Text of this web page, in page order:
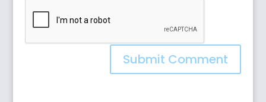
Submit Comment